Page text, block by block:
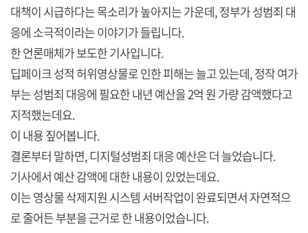
대책이 시급하다는 목소리가 높아지는 가운데, 정부가 성범죄 대
응에 소극적이라는 이야기가 들립니다.
한 언론매체가 보도한 기사입니다.
딥페이크 성적 허위영상물로 인한 피해는 늘고 있는데, 정작 여가
부는 성범죄 대응에 필요한 내년 예산을 2억 원 가량 감액했다고
지적했는데요.
이 내용 짚어봅니다.
결론부터 말하면, 디지털성범죄 대응 예산은 더 늘었습니다.
기사에서 예산 감액에 대한 내용이 있었는데요.
이는 영상물 삭제지원 시스템 서버작업이 완료되면서 자연적으
로 줄어든 부분을 근거로 한 내용이었습니다.